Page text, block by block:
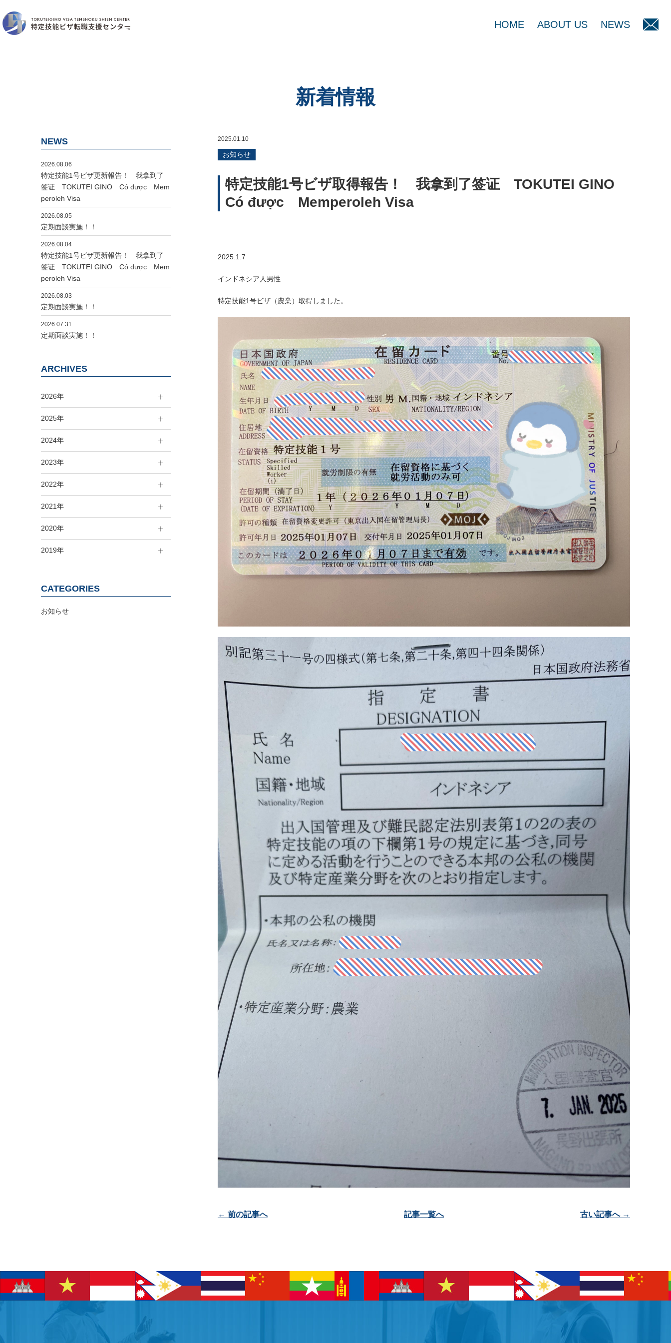
HOME ABOUT US NEWS
新着情報
2025.01.10
お知らせ
特定技能1号ビザ取得報告！ 我拿到了签证 TOKUTEI GINO
Có được Memperoleh Visa
2025.1.7
インドネシア人男性
特定技能1号ビザ（農業）取得しました。
ー
シ
ョ
← 前の記事へ 古い記事へ →
記事一覧へ
NEWS
2026.08.06
特定技能1号ビザ更新報告！ 我拿到了
签证 TOKUTEI GINO Có được Mem
peroleh Visa
2026.08.05
定期面談実施！！
2026.08.04
特定技能1号ビザ更新報告！ 我拿到了
签证 TOKUTEI GINO Có được Mem
peroleh Visa
2026.08.03
定期面談実施！！
2026.07.31
定期面談実施！！
ARCHIVES
2026年
2025年
2024年
2023年
2022年
2021年
2020年
2019年
CATEGORIES
お知らせ